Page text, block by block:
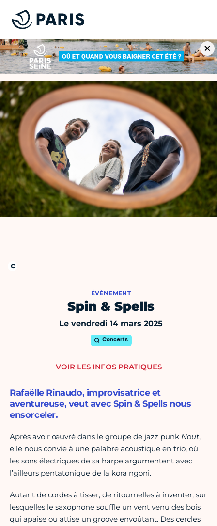
ÉVÈNEMENT
Spin & Spells
Le vendredi 14 mars 2025
Concerts
Rafaëlle Rinaudo, improvisatrice et
aventureuse, veut avec Spin & Spells nous
ensorceler.
Après avoir œuvré dans le groupe de jazz punk Nout,
elle nous convie à une palabre acoustique en trio, où
les sons électriques de sa harpe argumentent avec
l’ailleurs pentatonique de la kora ngoni.
Autant de cordes à tisser, de ritournelles à inventer, sur
lesquelles le saxophone souffle un vent venu des bois
qui apaise ou attise un groove envoûtant. Des cercles
VOIR LES INFOS PRATIQUES